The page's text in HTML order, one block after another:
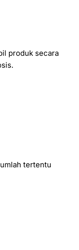
produk secara
tertentu